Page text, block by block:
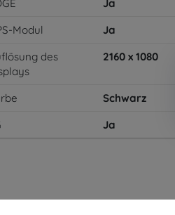
Ja
Modul
Ja
des
2160 x 1080
Schwarz
Ja